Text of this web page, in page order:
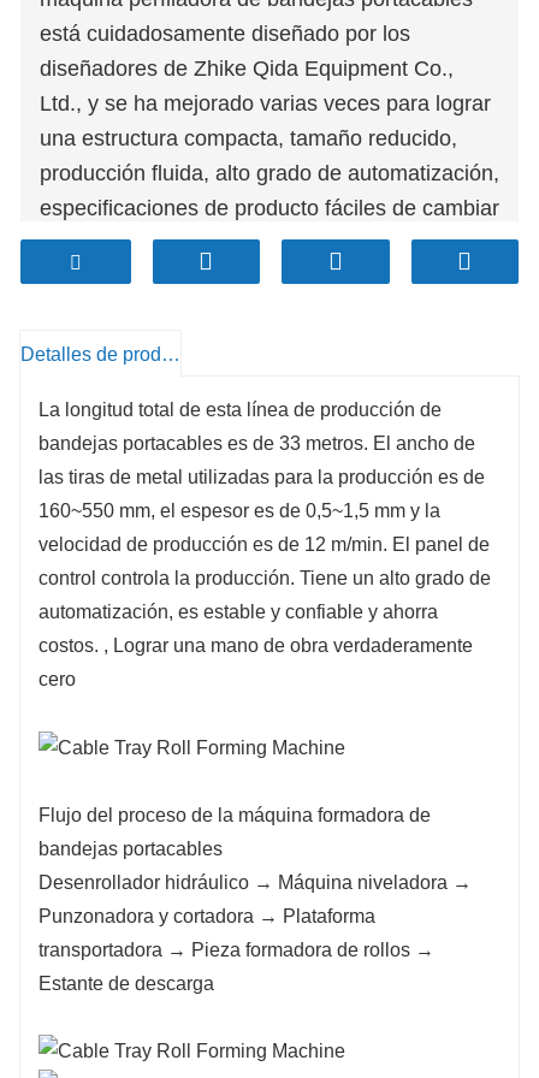
está cuidadosamente diseñado por los
diseñadores de Zhike Qida Equipment Co.,
Ltd., y se ha mejorado varias veces para lograr
una estructura compacta, tamaño reducido,
producción fluida, alto grado de automatización,
especificaciones de producto fáciles de cambiar
y este equipo puede producir productos
individuales. hojas Los materiales planos
Detalles de producto
La longitud total de esta línea de producción de
bandejas portacables es de 33 metros. El ancho de
las tiras de metal utilizadas para la producción es de
160~550 mm, el espesor es de 0,5~1,5 mm y la
velocidad de producción es de 12 m/min. El panel de
control controla la producción. Tiene un alto grado de
automatización, es estable y confiable y ahorra
costos. , Lograr una mano de obra verdaderamente
cero
Flujo del proceso de la máquina formadora de
bandejas portacables
Desenrollador hidráulico → Máquina niveladora →
Punzonadora y cortadora → Plataforma
transportadora → Pieza formadora de rollos →
Estante de descarga